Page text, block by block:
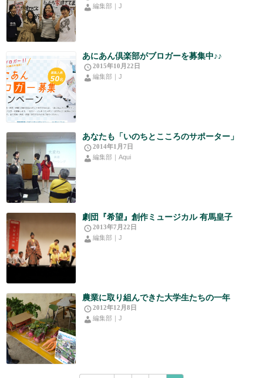
編集部｜J
あにあん倶楽部がブロガーを募集中♪♪
2015年10月22日
編集部｜J
あなたも「いのちとこころのサポーター」
2014年1月7日
編集部｜Aqui
劇団『希望』創作ミュージカル 有馬皇子
2013年7月22日
編集部｜J
農業に取り組んできた大学生たちの一年
2012年12月8日
編集部｜J